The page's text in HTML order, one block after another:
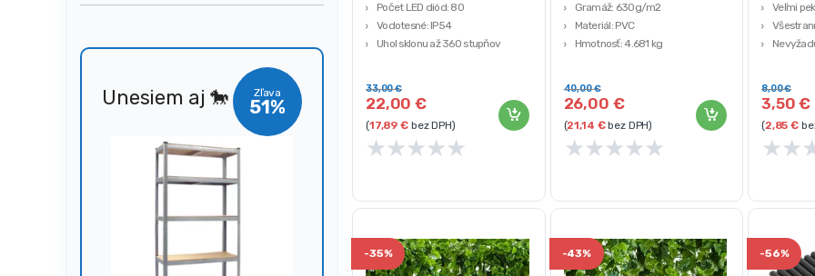
Počet LED diód: 80
Vodotesné: IP54
Uhol sklonu až 360 stupňov
22,00€
33,00€
(17,89€bez DPH)
★★★★★
Gramáž: 630g/m2
Materiál: PVC
Hmotnosť: 4.681 kg
26,00 €
40,00€
(21,14 €bez DPH)
★★★★★
Veľmi
3,50€
8,00€
(2,85€
★★
-35% -43% -56%
Unesiem aj 🐎 Zľava
51%